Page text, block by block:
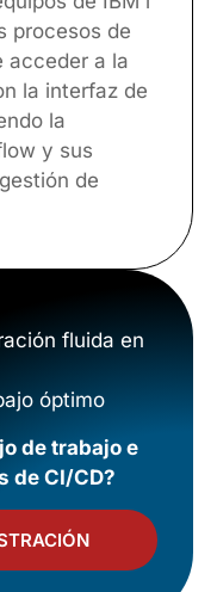
procesos de
acceder a la
la interfaz de
la
y sus
de
fluida en
óptimo
de trabajo e
de CI/CD?